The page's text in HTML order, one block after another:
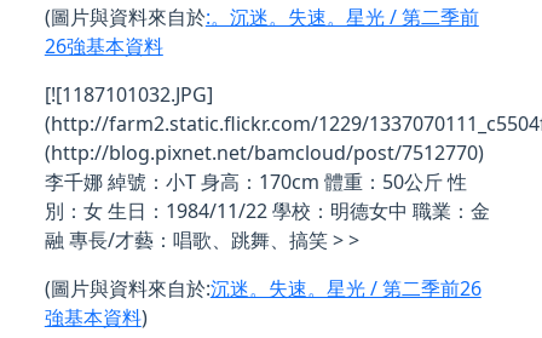
(圖片與資料來自於:。沉迷。失速。星光 / 第二季前
26強基本資料
[![1187101032.JPG]
(http://farm2.static.flickr.com/1229/
(http://blog.pixnet.net/bamcloud/post/7512770)
李千娜 綽號：小T 身高：170cm 體重：50公斤 性
別：女 生日：1984/11/22 學校：明德女中 職業：金
融 專長/才藝：唱歌、跳舞、搞笑 > >
(圖片與資料來自於:沉迷。失速。星光 / 第二季前26
強基本資料)